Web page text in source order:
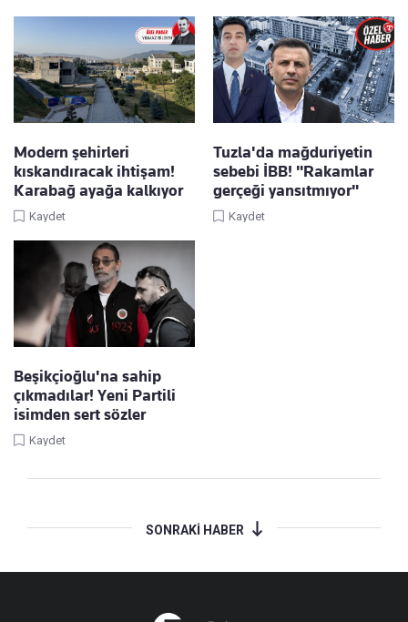
Modern şehirleri
kıskandıracak ihtişam!
Karabağ ayağa kalkıyor
Kaydet
Tuzla'da mağduriyetin
sebebi İBB! "Rakamlar
gerçeği yansıtmıyor"
Kaydet
Beşikçioğlu'na sahip
çıkmadılar! Yeni Partili
isimden sert sözler
Kaydet
SONRAKİ HABER